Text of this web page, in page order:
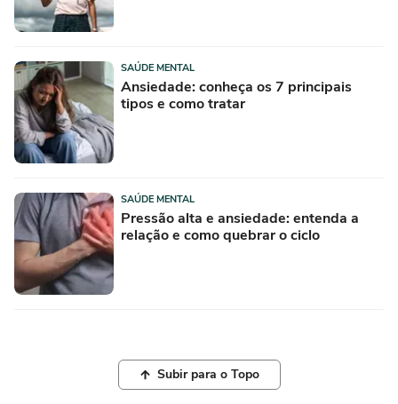
SAÚDE MENTAL
Ansiedade: conheça os 7 principais
tipos e como tratar
SAÚDE MENTAL
Pressão alta e ansiedade: entenda a
relação e como quebrar o ciclo
Subir para o Topo